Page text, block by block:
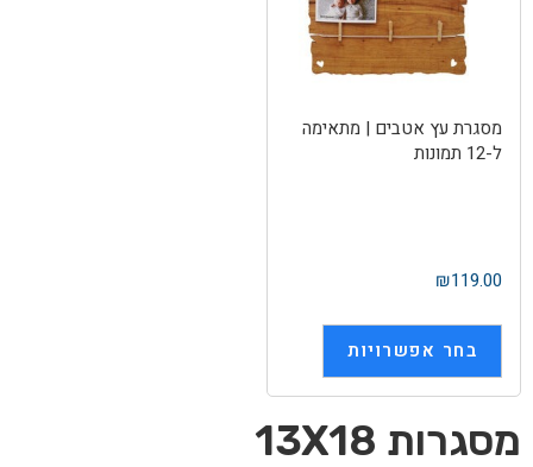
מסגרת עץ אטבים | מתאימה
ל-12 תמונות
₪119.00
בחר אפשרויות
מסגרות 13X18